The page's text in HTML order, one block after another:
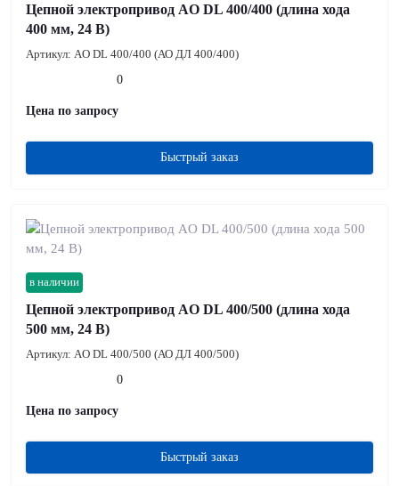
Цепной электропривод AO DL 400/400 (длина хода
400 мм, 24 В)
Артикул: AO DL 400/400 (АО ДЛ 400/400)
0
Цена по запросу
Быстрый заказ
в наличии
Цепной электропривод AO DL 400/500 (длина хода
500 мм, 24 В)
Артикул: AO DL 400/500 (АО ДЛ 400/500)
0
Цена по запросу
Быстрый заказ